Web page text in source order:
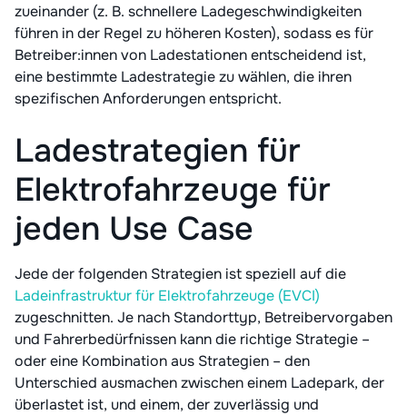
zueinander (z. B. schnellere Ladegeschwindigkeiten
führen in der Regel zu höheren Kosten), sodass es für
Betreiber:innen von Ladestationen entscheidend ist,
eine bestimmte Ladestrategie zu wählen, die ihren
spezifischen Anforderungen entspricht.
Ladestrategien für
Elektrofahrzeuge für
jeden Use Case
Jede der folgenden Strategien ist speziell auf die
Ladeinfrastruktur für Elektrofahrzeuge (EVCI)
zugeschnitten. Je nach Standorttyp, Betreibervorgaben
und Fahrerbedürfnissen kann die richtige Strategie –
oder eine Kombination aus Strategien – den
Unterschied ausmachen zwischen einem Ladepark, der
überlastet ist, und einem, der zuverlässig und